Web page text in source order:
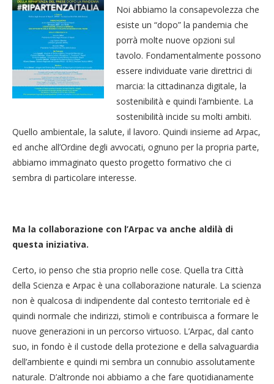
Noi abbiamo la consapevolezza che
esiste un “dopo” la pandemia che
porrà molte nuove opzioni sul
tavolo. Fondamentalmente possono
essere individuate varie direttrici di
marcia: la cittadinanza digitale, la
sostenibilità e quindi l’ambiente. La
sostenibilità incide su molti ambiti.
Quello ambientale, la salute, il lavoro. Quindi insieme ad Arpac,
ed anche all’Ordine degli avvocati, ognuno per la propria parte,
abbiamo immaginato questo progetto formativo che ci
sembra di particolare interesse.
Ma la collaborazione con l’Arpac va anche aldilà di
questa iniziativa.
Certo, io penso che stia proprio nelle cose. Quella tra Città
della Scienza e Arpac è una collaborazione naturale. La scienza
non è qualcosa di indipendente dal contesto territoriale ed è
quindi normale che indirizzi, stimoli e contribuisca a formare le
nuove generazioni in un percorso virtuoso. L’Arpac, dal canto
suo, in fondo è il custode della protezione e della salvaguardia
dell’ambiente e quindi mi sembra un connubio assolutamente
naturale. D’altronde noi abbiamo a che fare quotidianamente